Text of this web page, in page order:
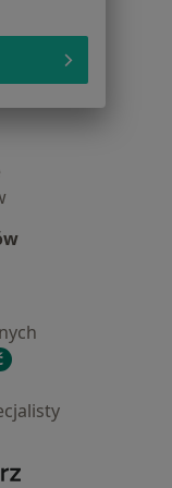
- Strona główna